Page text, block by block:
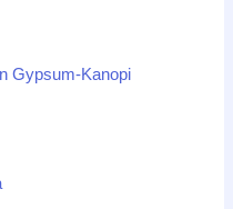
Gypsum-Kanopi